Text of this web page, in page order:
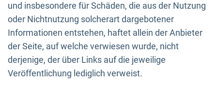
und insbesondere für Schäden, die aus der Nutzung
oder Nichtnutzung solcherart dargebotener
Informationen entstehen, haftet allein der Anbieter
der Seite, auf welche verwiesen wurde, nicht
derjenige, der über Links auf die jeweilige
Veröffentlichung lediglich verweist.